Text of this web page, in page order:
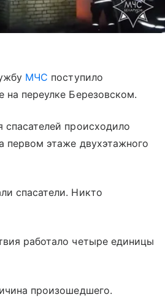
МЧС поступило
переулке Березовском.
происходило
первом этаже двухэтажного
спасатели. Никто
работало четыре единицы
произошедшего.